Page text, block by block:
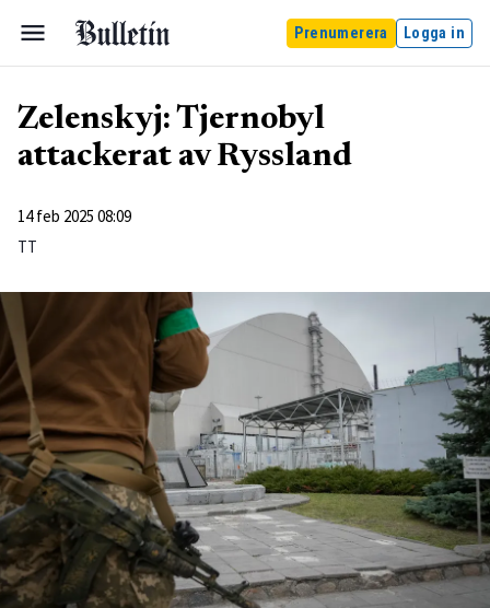
Prenumerera Logga in
Zelenskyj: Tjernobyl
attackerat av Ryssland
14 feb 2025 08:09
TT